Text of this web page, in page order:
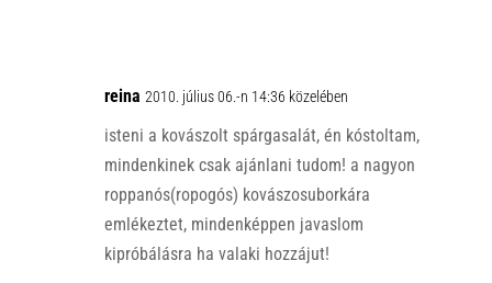
reina 2010. július 06.-n 14:36 közelében
isteni a kovászolt spárgasalát, én kóstoltam,
mindenkinek csak ajánlani tudom! a nagyon
roppanós(ropogós) kovászosuborkára
emlékeztet, mindenképpen javaslom
kipróbálásra ha valaki hozzájut!